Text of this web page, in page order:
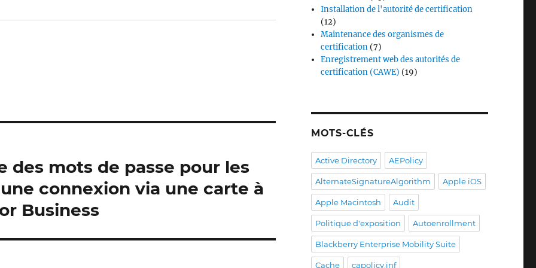
mots de passe pour les
connexion via une carte à
Business
Installation de l'autorité de certification
(12)
Maintenance des organismes de
certification (7)
Enregistrement web des autorités de
certification (CAWE) (19)
MOTS-CLÉS
Active Directory AEPolicy
AlternateSignatureAlgorithm Apple iOS
Apple Macintosh Audit
Politique d'exposition Autoenrollment
Blackberry Enterprise Mobility Suite
Cache capolicy.inf